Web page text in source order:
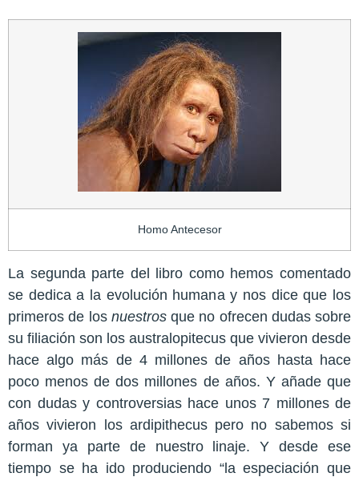
Homo Antecesor
La segunda parte del libro como hemos comentado
se dedica a la evolución humana y nos dice que los
primeros de los nuestros que no ofrecen dudas sobre
su filiación son los australopitecus que vivieron desde
hace algo más de 4 millones de años hasta hace
poco menos de dos millones de años. Y añade que
con dudas y controversias hace unos 7 millones de
años vivieron los ardipithecus pero no sabemos si
forman ya parte de nuestro linaje. Y desde ese
tiempo se ha ido produciendo “la especiación que